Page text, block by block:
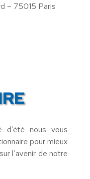
– 75015 Paris
d’été nous vous
pour mieux
l’avenir de notre